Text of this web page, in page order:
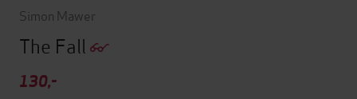
Simon Mawer
The Fall
130,-